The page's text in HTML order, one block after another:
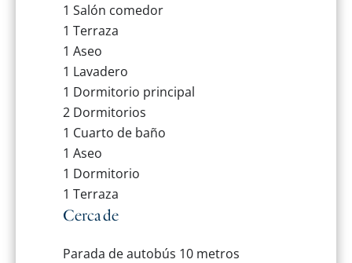
1 Salón comedor
1 Terraza
1 Aseo
1 Lavadero
1 Dormitorio principal
2 Dormitorios
1 Cuarto de baño
1 Aseo
1 Dormitorio
1 Terraza
Cerca de
Parada de autobús 10 metros